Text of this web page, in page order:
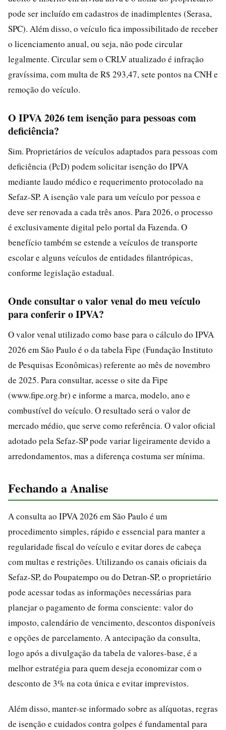
pode ser incluído em cadastros de inadimplentes (Serasa,
SPC). Além disso, o veículo fica impossibilitado de receber
o licenciamento anual, ou seja, não pode circular
legalmente. Circular sem o CRLV atualizado é infração
gravíssima, com multa de R$ 293,47, sete pontos na CNH e
remoção do veículo.
O IPVA 2026 tem isenção para pessoas com
deficiência?
Sim. Proprietários de veículos adaptados para pessoas com
deficiência (PcD) podem solicitar isenção do IPVA
mediante laudo médico e requerimento protocolado na
Sefaz-SP. A isenção vale para um veículo por pessoa e
deve ser renovada a cada três anos. Para 2026, o processo
é exclusivamente digital pelo portal da Fazenda. O
benefício também se estende a veículos de transporte
escolar e alguns veículos de entidades filantrópicas,
conforme legislação estadual.
Onde consultar o valor venal do meu veículo
para conferir o IPVA?
O valor venal utilizado como base para o cálculo do IPVA
2026 em São Paulo é o da tabela Fipe (Fundação Instituto
de Pesquisas Econômicas) referente ao mês de novembro
de 2025. Para consultar, acesse o site da Fipe
(www.fipe.org.br) e informe a marca, modelo, ano e
combustível do veículo. O resultado será o valor de
mercado médio, que serve como referência. O valor oficial
adotado pela Sefaz-SP pode variar ligeiramente devido a
arredondamentos, mas a diferença costuma ser mínima.
Fechando a Analise
A consulta ao IPVA 2026 em São Paulo é um
procedimento simples, rápido e essencial para manter a
regularidade fiscal do veículo e evitar dores de cabeça
com multas e restrições. Utilizando os canais oficiais da
Sefaz-SP, do Poupatempo ou do Detran-SP, o proprietário
pode acessar todas as informações necessárias para
planejar o pagamento de forma consciente: valor do
imposto, calendário de vencimento, descontos disponíveis
e opções de parcelamento. A antecipação da consulta,
logo após a divulgação da tabela de valores-base, é a
melhor estratégia para quem deseja economizar com o
desconto de 3% na cota única e evitar imprevistos.
Além disso, manter-se informado sobre as alíquotas, regras
de isenção e cuidados contra golpes é fundamental para